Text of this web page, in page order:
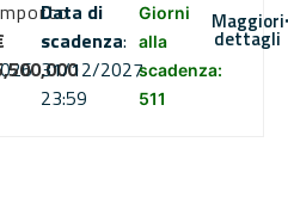
Data di
scadenza:
31/12/2027
23:59
Giorni
alla
scadenza:
511
Maggiori
dettagli